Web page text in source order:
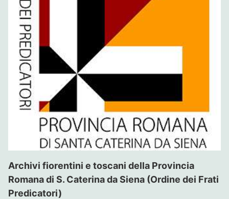
Archivi fiorentini e toscani della Provincia
Romana di S. Caterina da Siena (Ordine dei Frati
Predicatori)